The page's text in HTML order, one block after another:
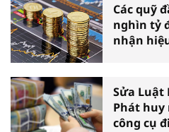
Các quỹ
nghìn tỷ
nhận
Sửa Luật
Phát huy
công cụ